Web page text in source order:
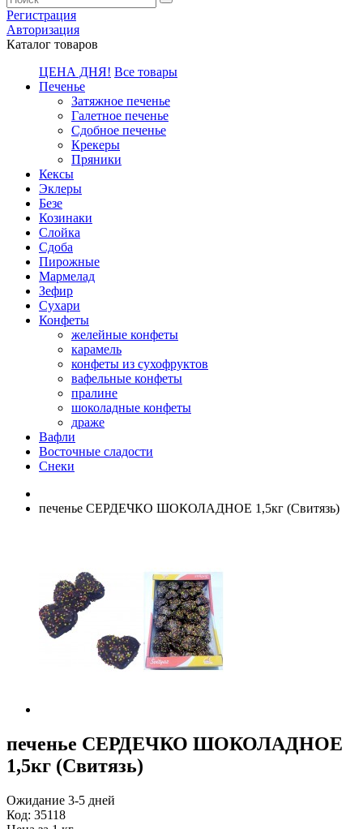
Регистрация
Авторизация
Каталог товаров
ЦЕНА ДНЯ! Все товары
Печенье
Затяжное печенье
Галетное печенье
Сдобное печенье
Крекеры
Пряники
Кексы
Эклеры
Безе
Козинаки
Слойка
Сдоба
Пирожные
Мармелад
Зефир
Сухари
Конфеты
желейные конфеты
карамель
конфеты из сухофруктов
вафельные конфеты
пралине
шоколадные конфеты
драже
Вафли
Восточные сладости
Снеки
печенье СЕРДЕЧКО ШОКОЛАДНОЕ 1,5кг (Свитязь)
печенье СЕРДЕЧКО ШОКОЛАДНОЕ
1,5кг (Свитязь)
Ожидание 3-5 дней
Код: 35118